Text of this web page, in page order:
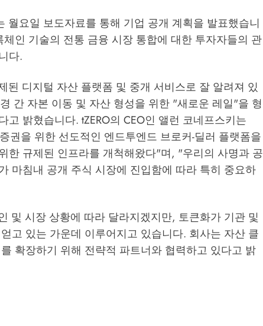
월요일 보도자료를 통해 기업 공개 계획을 발표했습니
인 기술의 전통 금융 시장 통합에 대한 투자자들의 관
다.
된 디지털 자산 플랫폼 및 중개 서비스로 잘 알려져 있
간 자본 이동 및 자산 형성을 위한 "새로운 레일"을 형
고 밝혔습니다. tZERO의 CEO인 앨런 코네프스키는
권을 위한 선도적인 엔드투엔드 브로커-딜러 플랫폼을
한 규제된 인프라를 개척해왔다"며, "우리의 사명과 공
마침내 공개 주식 시장에 진입함에 따라 특히 중요하
및 시장 상황에 따라 달라지겠지만, 토큰화가 기관 및
고 있는 가운데 이루어지고 있습니다. 회사는 자산 클
확장하기 위해 전략적 파트너와 협력하고 있다고 밝